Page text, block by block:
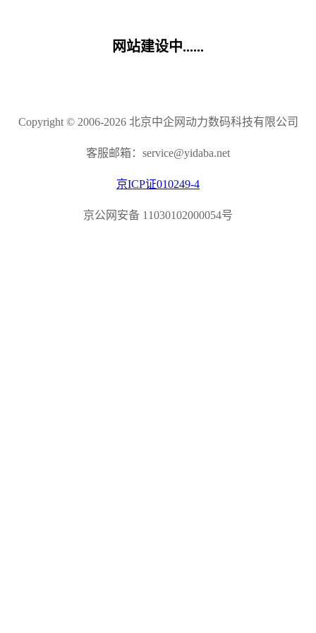
网站建设中......
Copyright © 2006-2026 北京中企网动力数码科技有限公司
客服邮箱：service@yidaba.net
京ICP证010249-4
京公网安备 11030102000054号